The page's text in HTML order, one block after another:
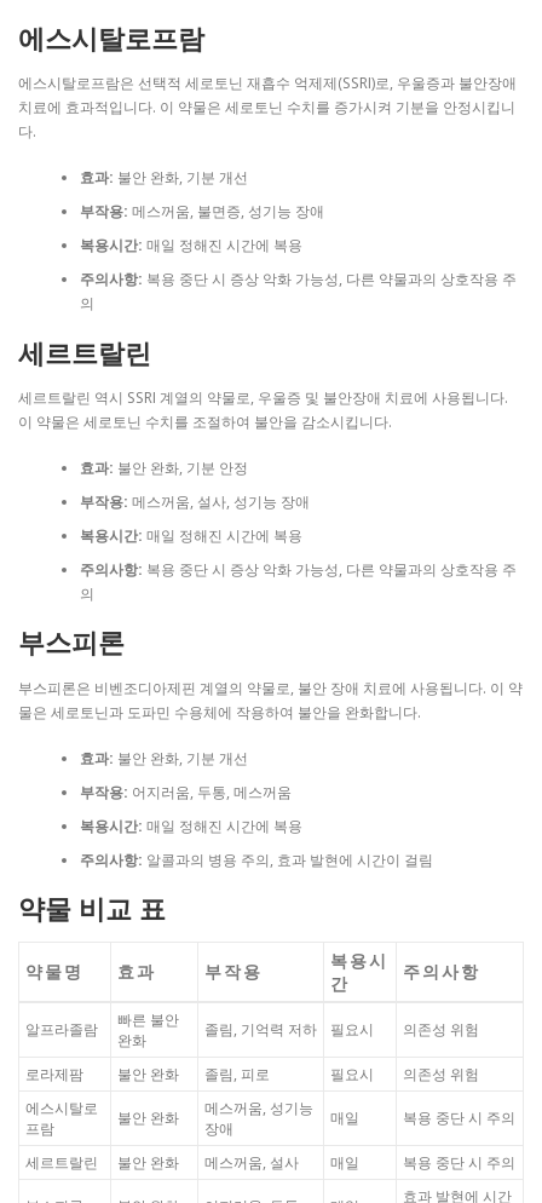
에스시탈로프람
에스시탈로프람은 선택적 세로토닌 재흡수 억제제(SSRI)로, 우울증과 불안장애
치료에 효과적입니다. 이 약물은 세로토닌 수치를 증가시켜 기분을 안정시킵니
다.
효과: 불안 완화, 기분 개선
부작용: 메스꺼움, 불면증, 성기능 장애
복용시간: 매일 정해진 시간에 복용
주의사항: 복용 중단 시 증상 악화 가능성, 다른 약물과의 상호작용 주
의
세르트랄린
세르트랄린 역시 SSRI 계열의 약물로, 우울증 및 불안장애 치료에 사용됩니다.
이 약물은 세로토닌 수치를 조절하여 불안을 감소시킵니다.
효과: 불안 완화, 기분 안정
부작용: 메스꺼움, 설사, 성기능 장애
복용시간: 매일 정해진 시간에 복용
주의사항: 복용 중단 시 증상 악화 가능성, 다른 약물과의 상호작용 주
의
부스피론
부스피론은 비벤조디아제핀 계열의 약물로, 불안 장애 치료에 사용됩니다. 이 약
물은 세로토닌과 도파민 수용체에 작용하여 불안을 완화합니다.
효과: 불안 완화, 기분 개선
부작용: 어지러움, 두통, 메스꺼움
복용시간: 매일 정해진 시간에 복용
주의사항: 알콜과의 병용 주의, 효과 발현에 시간이 걸림
약물 비교 표
약물명 효과 부작용
복용시
간
주의사항
알프라졸람
빠른 불안
완화
졸림, 기억력 저하 필요시 의존성 위험
로라제팜 불안 완화 졸림, 피로 필요시
의존성 위험
에스시탈로
프람
불안 완화
메스꺼움, 성기능
장애
매일 복용 중단 시 주의
세르트랄린 불안 완화 메스꺼움, 설사 매일 복용 중단 시 주의
효과 발현에 시간